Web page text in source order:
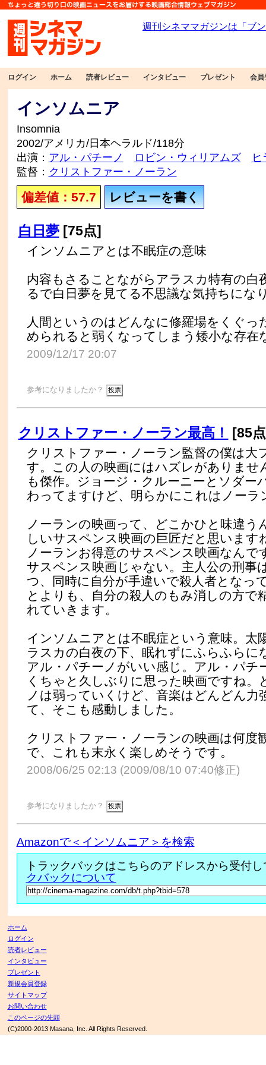
ログイン ホーム 読者レビュー インタビュー プレゼント 会員
インソムニア
Insomnia
2002/アメリカ/日本ヘラルド/118分
出演： アル・パチーノ ロビン・ウィリアムズ
監督： クリストファー・ノーラン
偏差値：57.7 レビューを書く
白日夢[75点]
インソムニアとは不眠症の意味
内容もさることながらアラスカ特有の白
るで白日夢を見てる不思議な気持ちにな
人間というのはどんなに修羅場をくぐっ
められると弱くなってしまう矮小な存在
2009/12/17 20:07
参考になりましたか？
クリストファー・ノーラン最高！ [85
クリストファー・ノーラン監督の僕は大
す。この人の映画にはハズレがありませ
も傑作。ジョージ・クルーニーとソダー
わってますけど、明らかにこれはノーラ
ノーランの映画って、どこかひと味違う
しいサスペンス映画の巨匠だと思います
ノーランお得意のサスペンス映画なんで
サスペンス映画じゃない。主人公の刑事
つ、同時に自分が手違いで殺人者となっ
とよりも、自分の殺人のもみ消しの方で
れていきます。
インソムニアとは不眠症という意味。太
ラスカの白夜の下、眠れずにふらふらに
アル・パチーノがいい感じ。アル・パチ
くちゃと久しぶりに思った映画ですね。
ノは弱っていくけど、音楽はどんどん力
て、そこも感動しました。
クリストファー・ノーランの映画は何度
で、これも末永く楽しめそうです。
2008/06/25 02:13 (2009/08/10 07:40修正)
参考になりましたか？
Amazonで＜インソムニア＞を検索
トラックバックはこちらのアドレスから受付
クバックについて
ホーム
ログイン
読者レビュー
インタビュー
プレゼント
新規会員登録
サイトマップ
お問い合わせ
このページの先頭
(C)2000-2013 Masana, Inc. All Rights Reserved.